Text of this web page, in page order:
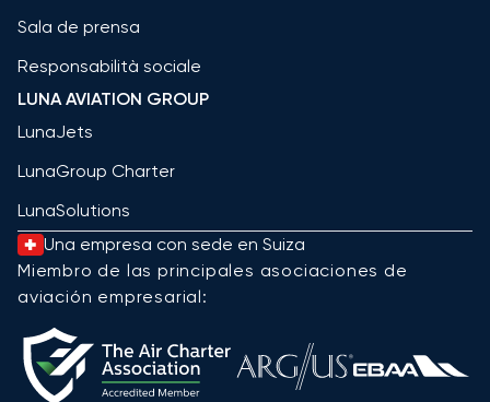
Sala de prensa
Responsabilità sociale
LUNA AVIATION GROUP
LunaJets
LunaGroup Charter
LunaSolutions
Una empresa con sede en Suiza
Miembro de las principales asociaciones de
aviación empresarial: